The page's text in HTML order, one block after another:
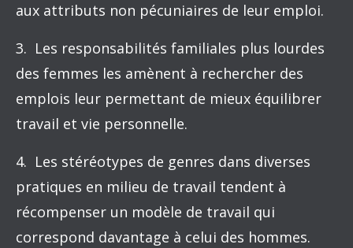
aux attributs non pécuniaires de leur emploi.
3. Les responsabilités familiales plus lourdes
des femmes les amènent à rechercher des
emplois leur permettant de mieux équilibrer
travail et vie personnelle.
4. Les stéréotypes de genres dans diverses
pratiques en milieu de travail tendent à
récompenser un modèle de travail qui
correspond davantage à celui des hommes.